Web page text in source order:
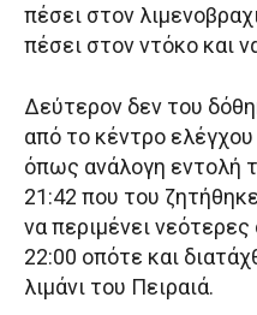
πέσει στον
πέσει στον ντόκο και
Δεύτερον δεν του
από το κέντρο
όπως ανάλογη εντολή
21:42 που του
να περιμένει νεότερες
22:00 οπότε και
λιμάνι του Πειραιά.